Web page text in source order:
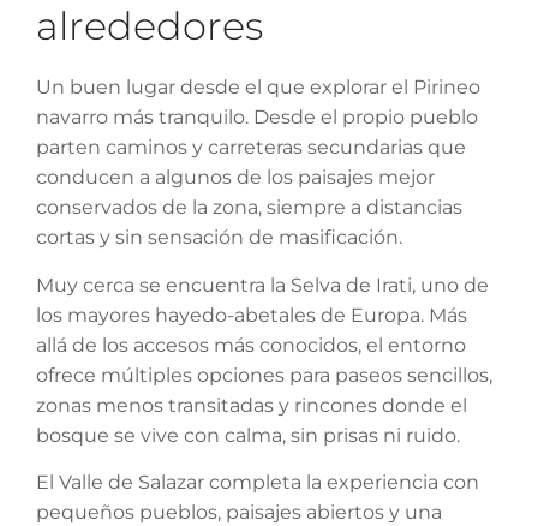
alrededores
Un buen lugar desde el que explorar el Pirineo
navarro más tranquilo. Desde el propio pueblo
parten caminos y carreteras secundarias que
conducen a algunos de los paisajes mejor
conservados de la zona, siempre a distancias
cortas y sin sensación de masificación.
Muy cerca se encuentra la Selva de Irati, uno de
los mayores hayedo-abetales de Europa. Más
allá de los accesos más conocidos, el entorno
ofrece múltiples opciones para paseos sencillos,
zonas menos transitadas y rincones donde el
bosque se vive con calma, sin prisas ni ruido.
El Valle de Salazar completa la experiencia con
pequeños pueblos, paisajes abiertos y una